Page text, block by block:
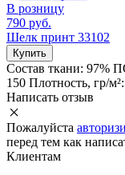
В розницу
790 руб.
Шелк принт 33102
Купить
Состав ткани: 97%
150 Плотность, гр/м²:
Написать отзыв
Пожалуйста
перед тем как
Клиентам